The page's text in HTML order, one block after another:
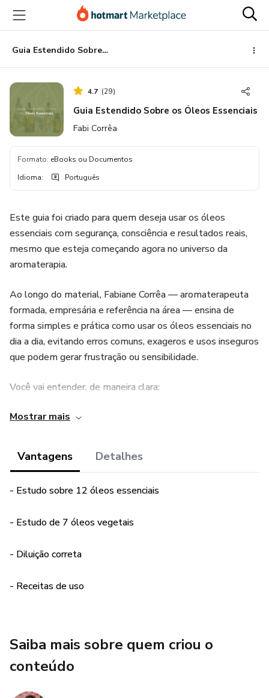
para
conteúdo
principal
para
pagamento
para
rodapé
Guia Estendido Sobre os Óleos Essenciais
4.7 (29)
Guia Estendido Sobre os Óleos Essenciais
Fabi Corrêa
Formato: eBooks ou Documentos
Idioma: Português
Este guia foi criado para quem deseja usar os óleos
essenciais com segurança, consciência e resultados reais,
mesmo que esteja começando agora no universo da
aromaterapia.
Ao longo do material, Fabiane Corrêa — aromaterapeuta
formada, empresária e referência na área — ensina de
forma simples e prática como usar os óleos essenciais no
dia a dia, evitando erros comuns, exageros e usos inseguros
que podem gerar frustração ou sensibilidade.
Você vai entender, de maneira clara:
O que são óleos essenciais e como eles atuam no corpo
Como identificar a qualidade real dos óleos e evitar
(com orientações de segurança)
Como fazer diluições adequadas com óleos vegetais
Quais são as contraindicações e cuidados importantes para
aplicáveis, pensadas para a rotina real: sono, estresse,
ansiedade, foco, dores, cuidados com a pele, bem-estar
Mostrar mais
Vantagens Detalhes
- Estudo sobre 12 óleos essenciais
- Estudo de 7 óleos vegetais
- Diluição correta
- Receitas de uso
Saiba mais sobre quem criou o
conteúdo